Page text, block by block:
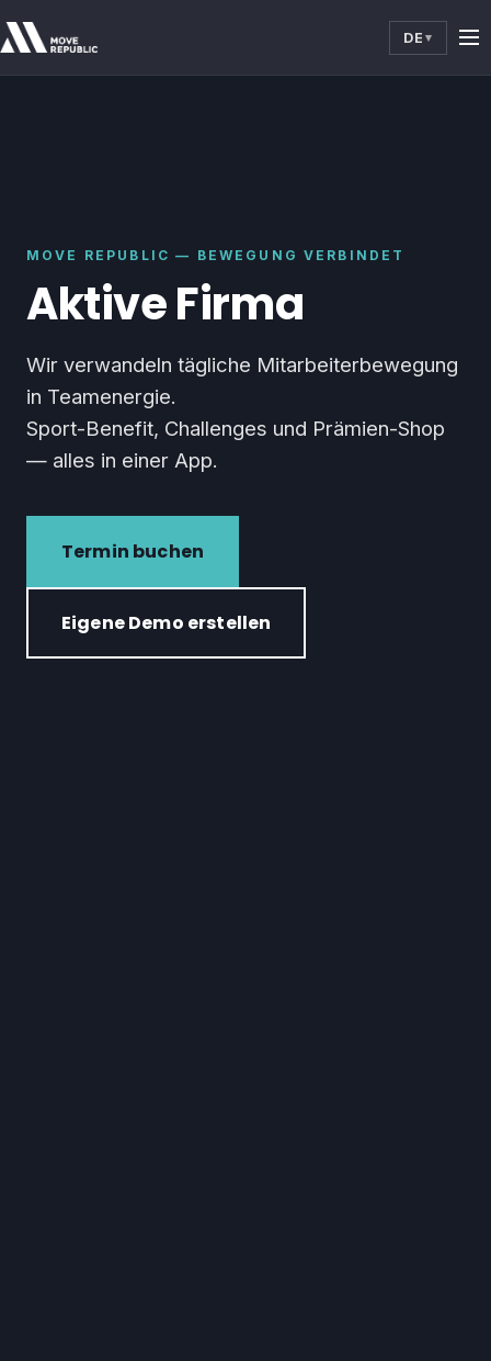
DE ▾
MOVE REPUBLIC — BEWEGUNG VERBINDET
Aktive Firma
Wir verwandeln tägliche Mitarbeiterbewegung
in Teamenergie.
Sport-Benefit, Challenges und Prämien-Shop
— alles in einer App.
Termin buchen
Eigene Demo erstellen